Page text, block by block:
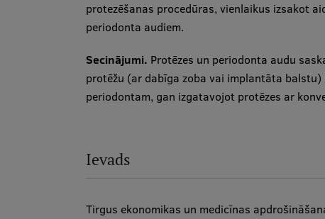
protezēšanas procedūras, vienlaikus izsakot
periodonta audiem.
Secinājumi. Protēzes un periodonta audu
protēžu (ar dabīga zoba vai implantāta
periodontam, gan izgatavojot protēzes ar
Ievads
Tirgus ekonomikas un medicīnas